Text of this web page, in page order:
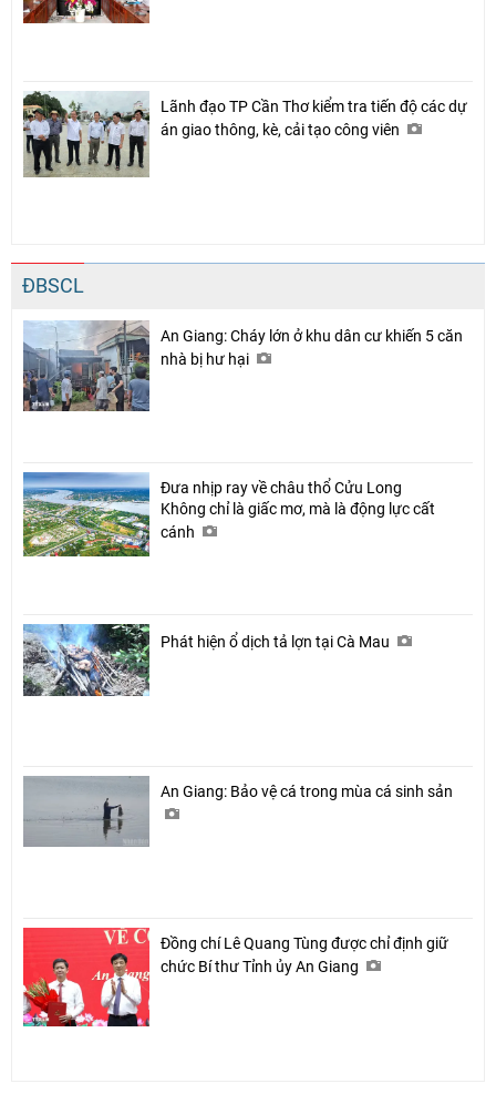
Lãnh đạo TP Cần Thơ kiểm tra tiến độ các dự
án giao thông, kè, cải tạo công viên
ĐBSCL
An Giang: Cháy lớn ở khu dân cư khiến 5 căn
nhà bị hư hại
Đưa nhịp ray về châu thổ Cửu Long
Không chỉ là giấc mơ, mà là động lực cất
cánh
Phát hiện ổ dịch tả lợn tại Cà Mau
An Giang: Bảo vệ cá trong mùa cá sinh sản
Đồng chí Lê Quang Tùng được chỉ định giữ
chức Bí thư Tỉnh ủy An Giang